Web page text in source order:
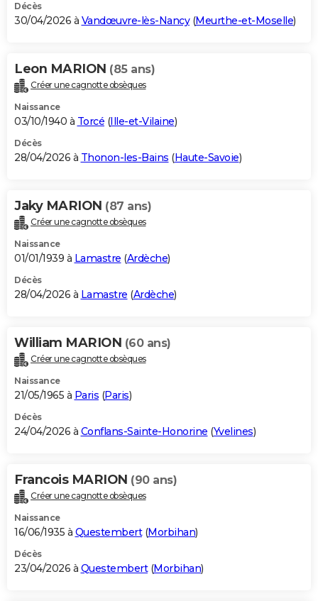
Décès
30/04/2026 à Vandœuvre-lès-Nancy(Meurthe-et-Moselle)
Leon MARION (85 ans)
Créer une cagnotte obsèques
Naissance
03/10/1940 à Torcé (Ille-et-Vilaine)
Décès
28/04/2026 à Thonon-les-Bains (Haute-Savoie)
Jaky MARION (87 ans)
Créer une cagnotte obsèques
Naissance
01/01/1939 à Lamastre (Ardèche)
Décès
28/04/2026 à Lamastre (Ardèche)
William MARION (60 ans)
Créer une cagnotte obsèques
Naissance
21/05/1965 à Paris (Paris)
Décès
24/04/2026 à Conflans-Sainte-Honorine (Yvelines)
Francois MARION (90 ans)
Créer une cagnotte obsèques
Naissance
16/06/1935 à Questembert(Morbihan)
Décès
23/04/2026 à Questembert(Morbihan)